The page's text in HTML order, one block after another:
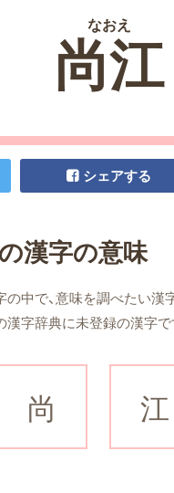
なおえ
尚江
シェアする
漢字の意味
中で、意味を調べたい漢
字辞典に未登録の漢字で
尚 江